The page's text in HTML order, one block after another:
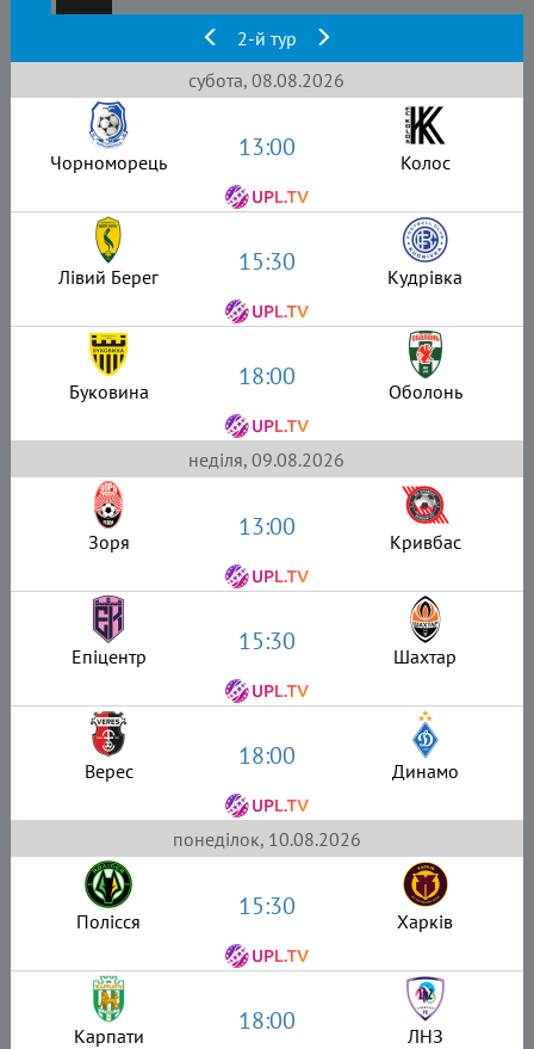
2-й тур
субота, 08.08.2026
Чорноморець 13:00 Колос
Лівий Берег 15:30 Кудрівка
Буковина 18:00 Оболонь
неділя, 09.08.2026
Зоря 13:00 Кривбас
Епіцентр 15:30 Шахтар
Верес 18:00 Динамо
понеділок, 10.08.2026
Полісся 15:30 Харків
Карпати 18:00 ЛНЗ